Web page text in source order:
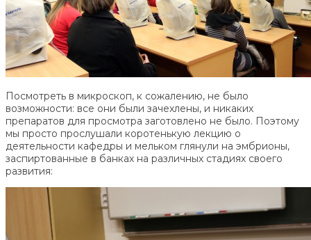
Посмотреть в микроскоп, к сожалению, не было
возможности: все они были зачехлены, и никаких
препаратов для просмотра заготовлено не было. Поэтому
мы просто прослушали коротенькую лекцию о
деятельности кафедры и мельком глянули на эмбрионы,
заспиртованные в банках на различных стадиях своего
развития: